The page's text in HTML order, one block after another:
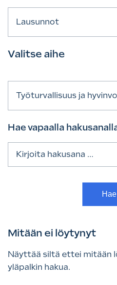
Lausunnot
Valitse aihe
Työturvallisuus ja
Hae vapaalla
Mitään ei löytynyt
Näyttää siltä ettei mitään
yläpalkin hakua.